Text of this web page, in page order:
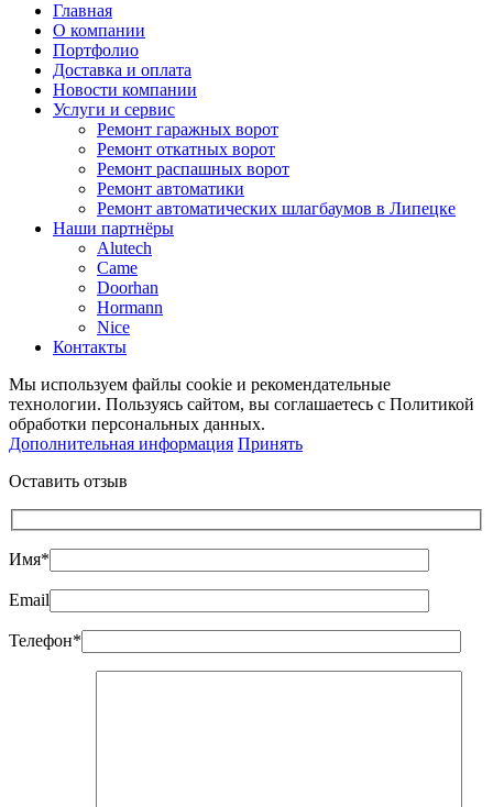
Главная
О компании
Портфолио
Доставка и оплата
Новости компании
Услуги и сервис
Ремонт гаражных ворот
Ремонт откатных ворот
Ремонт распашных ворот
Ремонт автоматики
Ремонт автоматических шлагбаумов в Липецке
Наши партнёры
Alutech
Came
Doorhan
Hormann
Nice
Контакты
Мы используем файлы cookie и рекомендательные
технологии. Пользуясь сайтом, вы соглашаетесь с Политикой
обработки персональных данных.
Дополнительная информация Принять
Оставить отзыв
Имя*
Email
Телефон*